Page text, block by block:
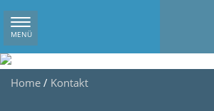
Navigation
ein/ausblenden
MENÜ
Home / Kontakt